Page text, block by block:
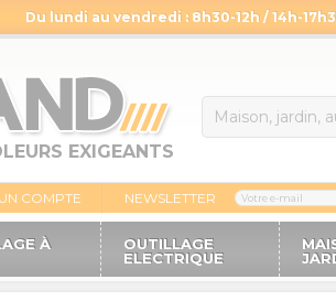
Du lundi au vendredi : 8h30-12h / 14h-
EXIGEANTS
COMPTE NEWSLETTER
À
OUTILLAGE
ELECTRIQUE